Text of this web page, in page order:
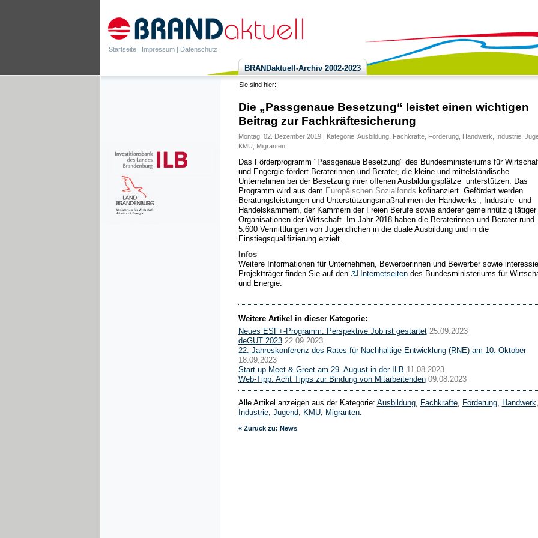
Startseite | Impressum | Datenschutz
BRANDaktuell-Archiv 2002-2023
Sie sind hier:
Die „Passgenaue Besetzung“ leistet einen wichtigen
Beitrag zur Fachkräftesicherung
Montag, 02. Dezember 2019 | Kategorie: Ausbildung, Fachkräfte, Förderung, Handwerk Industrie,
KMU
Migranten
Das Förderprogramm "Passgenaue Besetzung" des Bundesministeriums für
und Engergie fördert Beraterinnen und Berater, die kleine und mittelständische
Unternehmen bei der Besetzung ihrer offenen Ausbildungsplätze unterstützen. Das
Programm wird aus dem Europäischen Sozialfonds kofinanziert. Gefördert werden
Beratungsleistungen und Unterstützungsmaßnahmen der Handwerks-, Industrie- und
Handelskammern, der Kammern der Freien Berufe sowie anderer gemeinnützig tätiger
Organisationen der Wirtschaft. Im Jahr 2018 haben die Beraterinnen und Berater rund
5.600 Vermittlungen von Jugendlichen in die duale Ausbildung und in die
Einstiegsqualifizierung erzielt.
Infos
Weitere Informationen für Unternehmen, Bewerberinnen und Bewerber sowie
Projektträger finden Sie auf den
Internetseitendes Bundesministeriums für
und Energie.
Weitere Artikel in dieser Kategorie:
Neues ESF+-Programm: Perspektive Job ist gestartet 25.09.2023
deGUT 2023 22.09.2023
22. Jahreskonferenz des Rates für Nachhaltige Entwicklung (RNE) am 10. Oktober
18.09.2023
Start-up Meet & Greet am 29. August in der ILB 11.08.2023
Web-Tipp: Acht Tipps zur Bindung von Mitarbeitenden 09.08.2023
Alle Artikel anzeigen aus der Kategorie: Ausbildung, Fachkräfte, Förderung, Handwerk,
Industrie, Jugend, KMU, Migranten.
« Zurück zu: News